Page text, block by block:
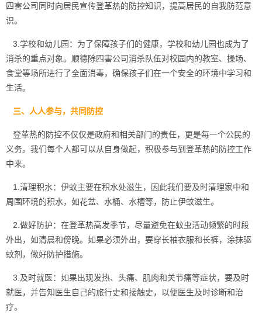
四害公司同时向居民宣传登革热的防控知识，提高居民的自我防范意
识。
3.学校和幼儿园：为了保障孩子们的健康，学校和幼儿园也成为了
消杀的重点对象。顺德除四害公司消杀队伍对校园内的教室、操场、
食堂等场所进行了全面消毒，确保孩子们在一个安全的环境中学习和
生活。
三、人人参与，共同防控
登革热的防控不仅仅是政府和相关部门的责任，更是每一个公民的
义务。我们每个人都可以从自身做起，积极参与到登革热的防控工作
中来。
1.清理积水：伊蚊主要在积水处滋生，因此我们要及时清理家中和
周围环境的积水，如花盆、水桶、水槽等，防止伊蚊滋生。
2.做好防护：在登革热高发季节，尽量避免在蚊虫活动频繁的时段
外出，如清晨和傍晚。如果必须外出，要穿长袖衣服和长裤，涂抹驱
蚊剂，做好防护措施。
3.及时就医：如果出现发热、头痛、肌肉和关节痛等症状，要及时
就医，并告知医生自己的旅行史和接触史，以便医生及时诊断和治
疗。